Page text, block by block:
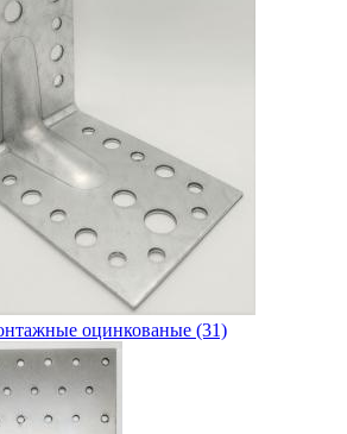
оцинкованые (31)